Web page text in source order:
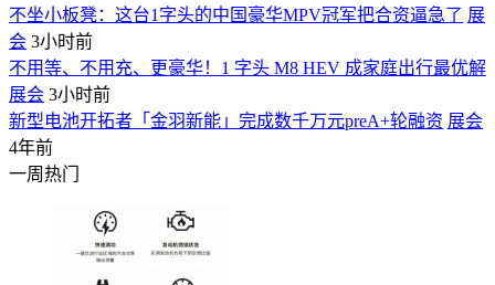
不坐小板凳：这台1字头的中国豪华MPV冠军把合资逼急了 展
会 3小时前
不用等、不用充、更豪华！1 字头 M8 HEV 成家庭出行最优解
展会 3小时前
新型电池开拓者「金羽新能」完成数千万元preA+轮融资 展会
4年前
一周热门